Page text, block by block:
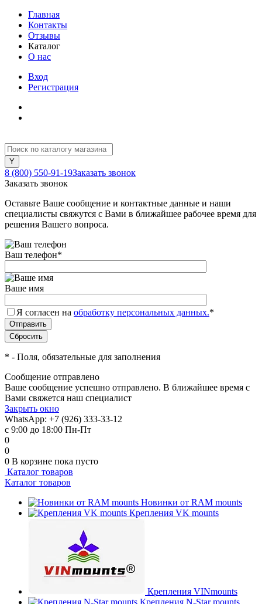
Главная
Контакты
Отзывы
Каталог
О нас
Вход
Регистрация
8 (800) 550-91-19Заказать звонок
Заказать звонок
Оставьте Ваше сообщение и контактные данные и наши
специалисты свяжутся с Вами в ближайшее рабочее время для
решения Вашего вопроса.
Ваш телефон*
Ваше имя
Я согласен на обработку персональных данных.*
* - Поля, обязательные для заполнения
Сообщение отправлено
Ваше сообщение успешно отправлено. В ближайшее время с
Вами свяжется наш специалист
Закрыть окно
WhatsApp: +7 (926) 333-33-12
с 9:00 до 18:00 Пн-Пт
0
0
0 В корзине пока пусто
Каталог товаров
Каталог товаров
Новинки от RAM mounts
Крепления VK mounts
Крепления VINmounts
Крепления N-Star mounts